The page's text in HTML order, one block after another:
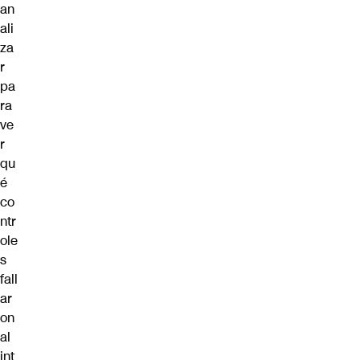
an
ali
za
r
pa
ra
ve
r
qu
é
co
ntr
ole
s
fall
ar
on
al
int